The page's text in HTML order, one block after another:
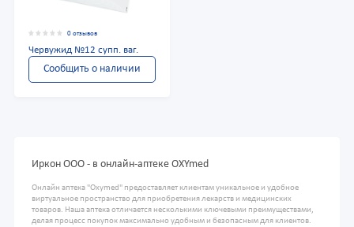
0 отзывов
Червужид №12 супп. ваг.
Сообщить о наличии
Иркон ООО - в онлайн-аптеке OXYmed
Онлайн аптека "Oxymed" предоставляет клиентам уникальное и удобное
виртуальное пространство для приобретения лекарств и медицинских
товаров. Наша аптека отличается несколькими ключевыми преимуществами,
делая процесс покупок максимально удобным и безопасным для клиентов.